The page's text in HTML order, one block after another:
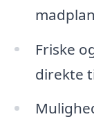
Friske
direkte